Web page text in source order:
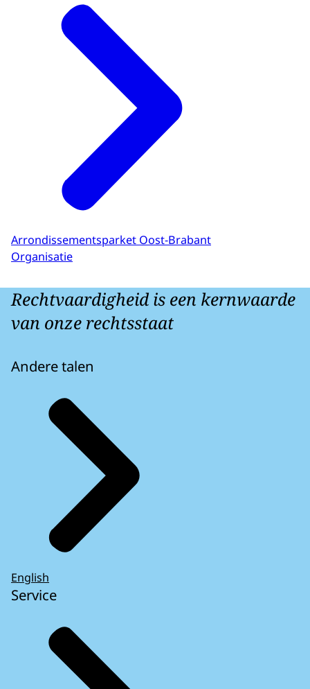
Arrondissementsparket Oost-Brabant
Organisatie
Rechtvaardigheid is een kernwaarde
van onze rechtsstaat
Andere talen
English
Service